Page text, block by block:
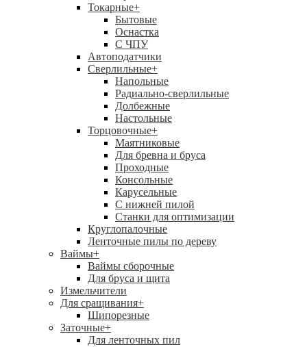
Токарные+
Бытовые
Оснастка
С ЧПУ
Автоподатчики
Сверлильные+
Напольные
Радиально-сверлильные
Долбежные
Настольные
Торцовочные+
Маятниковые
Для бревна и бруса
Проходные
Консольные
Карусельные
С нижней пилой
Станки для оптимизации
Круглопалочные
Ленточные пилы по дереву
Ваймы+
Ваймы сборочные
Для бруса и щита
Измельчители
Для сращивания+
Шипорезные
Заточные+
Для ленточных пил